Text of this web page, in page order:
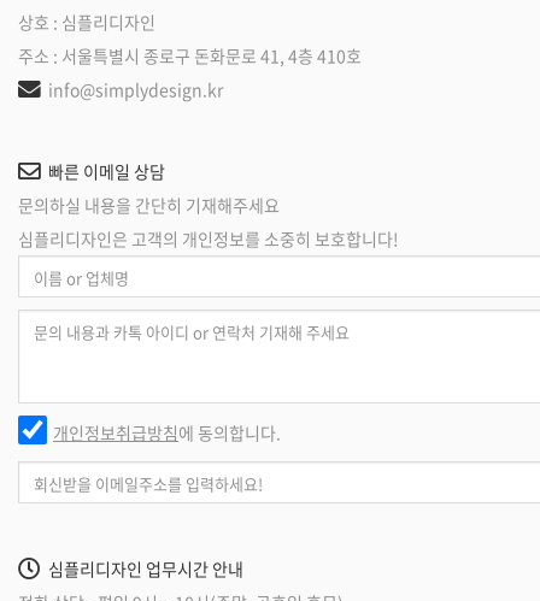
상호 : 심플리디자인
주소 : 서울특별시 종로구 돈화문로 41, 4층 410호
info@simplydesign.kr
빠른 이메일 상담
문의하실 내용을 간단히 기재해주세요
심플리디자인은 고객의 개인정보를 소중히 보호합니다!
개인정보취급방침에 동의합니다.
심플리디자인 업무시간 안내